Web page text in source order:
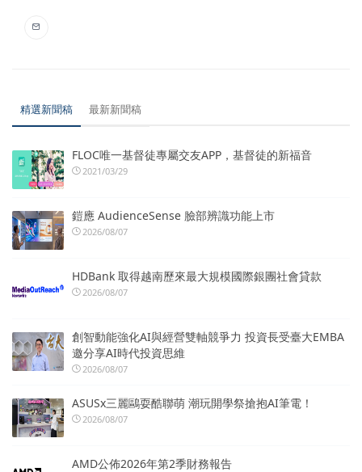
精選新聞稿 最新新聞稿
FLOC唯一基督徒專屬交友APP，基督徒的新福音
2021/03/29
鎧應 AudienceSense 臉部辨識功能上市
2026/08/07
HDBank 取得越南歷來最大規模國際銀團社會貸款
2026/08/07
創智動能強化AI與經營雙軸競爭力 投資長受臺大EMBA
邀分享AI時代投資思維
2026/08/07
ASUSx三麗鷗耍酷聯萌 潮玩開學祭搶抱AI筆電！
2026/08/07
AMD公佈2026年第2季財務報告